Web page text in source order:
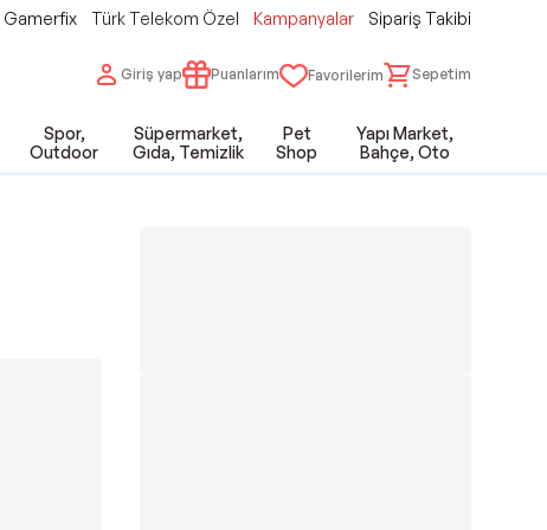
Gamerfix Türk Telekom Özel Kampanyalar Sipariş Takibi
Giriş yap Puanlarım Favorilerim Sepetim
Spor,
Outdoor
Süpermarket,
Gıda, Temizlik
Pet
Shop
Yapı Market,
Bahçe, Oto